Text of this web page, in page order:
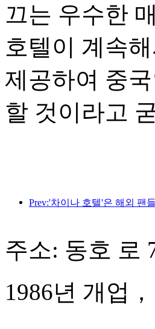
끄는 우수한
호텔이 계속
제공하여 중
할 것이라고
주소: 동호 로
1986년 개업